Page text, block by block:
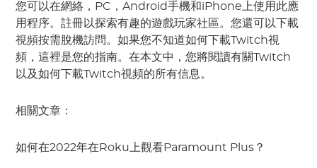
您可以在網絡，PC，Android手機和iPhone上使用此應
用程序。註冊以探索有趣的遊戲玩家社區。您還可以下載
視頻按需脫機訪問。如果您不知道如何下載Twitch視
頻，這裡是您的指南。在本文中，您將閱讀有關Twitch
以及如何下載Twitch視頻的所有信息。
相關文章：
如何在2022年在Roku上觀看Paramount Plus？